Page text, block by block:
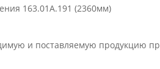
163.01А.191 (2360мм)
и поставляемую продукцию